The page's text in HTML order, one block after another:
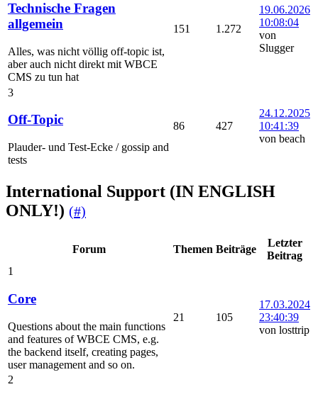
Technische Fragen
allgemein
Alles, was nicht völlig off-topic ist,
aber auch nicht direkt mit WBCE
CMS zu tun hat
151 1.272
19.06.2026
10:08:04
von
Slugger
3
Off-Topic
Plauder- und Test-Ecke / gossip and
tests
86 427
24.12.2025
10:41:39
von beach
International Support (IN ENGLISH
ONLY!) (#)
Forum Themen Beiträge
Letzter
Beitrag
1
Core
Questions about the main functions
and features of WBCE CMS, e.g.
the backend itself, creating pages,
user management and so on.
21 105
17.03.2024
23:40:39
von losttrip
2